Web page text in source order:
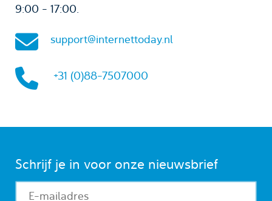
9:00 - 17:00.
support@internettoday.nl
+31 (0)88-7507000
Schrijf je in voor onze nieuwsbrief